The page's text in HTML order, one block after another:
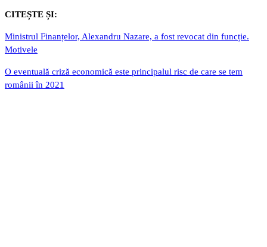
CITEȘTE ȘI:
Ministrul Finanțelor, Alexandru Nazare, a fost revocat din funcție.
Motivele
O eventuală criză economică este principalul risc de care se tem
românii în 2021